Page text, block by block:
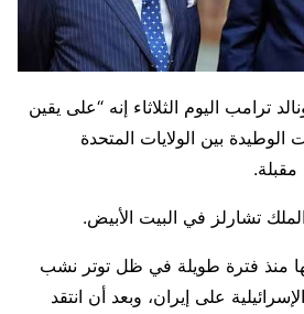
ترامب اليوم الثلاثاء ‌إنه “على يقين
الوطيدة بين الولايات ​المتحدة
مقبلة.
تشارلز في البيت الأبيض.
منذ فترة طويلة في ظل توتر نشب
على إيران، وبعد أن انتقد